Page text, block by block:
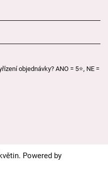
objednávky? ANO = 5⭐, NE =
Powered by